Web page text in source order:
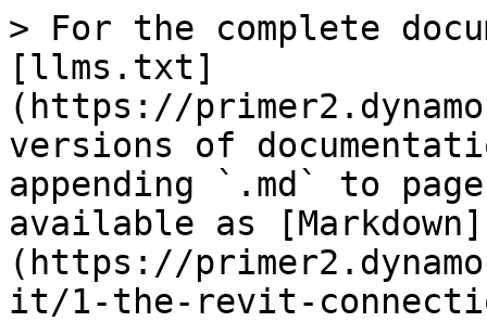
> For the complete
[llms.txt]
(https://
versions of
appending `.md` to
available as [Markdown]
(https://
it/1-the-revit-